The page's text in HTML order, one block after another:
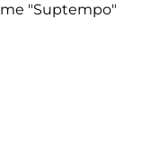
"Suptempo"